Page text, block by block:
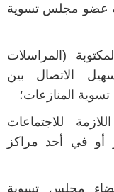
عضو مجلس تسوية
(المراسلات
الاتصال بين
المنازعات؛
للاجتماعات
أو في أحد مراكز
مجلس تسوية